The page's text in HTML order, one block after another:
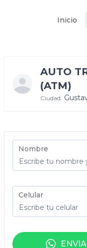
Inicio
AUTO
(ATM)
Ciudad:
Nombre
Celular